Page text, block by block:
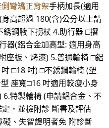
彎矯正背架手柄加長(適用
高超過 180(含)公分以上請
鋼腋下拐杖 4.助行器 □摺
器(鋁合金加高型: 適用身高
座板、烤漆) 5.普通輪椅 □鋁
□18 吋) □不銹鋼輪椅 (塑
座寬□16 吋適用較瘦小身
特製輪椅 (申請鋁合金、不
，並檢附診 斷書及評估
、失智證明者免 附診斷